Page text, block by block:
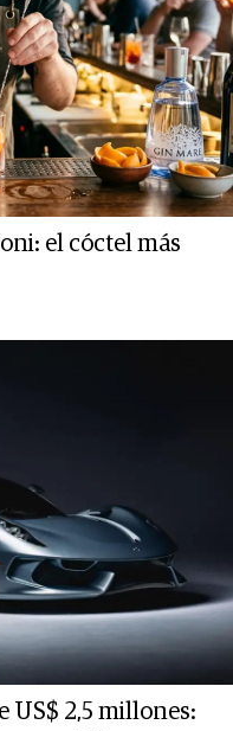
el cóctel más
US$ 2,5 millones: